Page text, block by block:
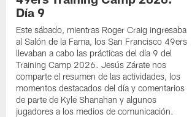
Día 9
Este sábado, mientras Roger Craig ingresaba
al Salón de la Fama, los San Francisco 49ers
llevaban a cabo las prácticas del día 9 del
Training Camp 2026. Jesús Zárate nos
comparte el resumen de las actividades, los
momentos destacados del día y comentarios
de parte de Kyle Shanahan y algunos
jugadores a los medios de comunicación.